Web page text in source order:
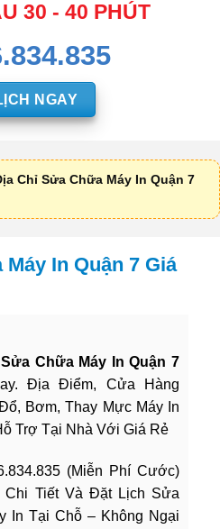
30 - 40 PHÚT
NGAY
Chỉ Sửa Chữa Máy In Quận 7
In Quận 7 Giá
Chữa Máy In Quận 7
Địa Điểm, Cửa Hàng
Bơm, Thay Mực Máy In
Trợ Tại Nhà Với Giá Rẻ
(Miễn Phí Cước)
Tiết Và Đặt Lịch Sửa
In Tại Chỗ – Không Ngại